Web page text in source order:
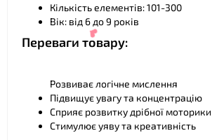
Кількість елементів: 101-300
Вік: від 6 до 9 років
Переваги товару:
Розвиває логічне мислення
Підвищує увагу та концентрацію
Сприяє розвитку дрібної моторики
Стимулює уяву та креативність